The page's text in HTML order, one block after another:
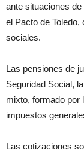
ante situaciones
el Pacto de
sociales.
Las pensiones de
Seguridad Social,
mixto, formado por
impuestos
Las cotizaciones